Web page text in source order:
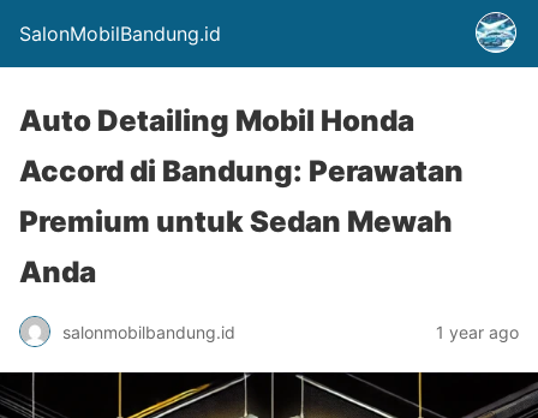
SalonMobilBandung.id
Auto Detailing Mobil Honda
Accord di Bandung: Perawatan
Premium untuk Sedan Mewah
Anda
salonmobilbandung.id 1 year ago